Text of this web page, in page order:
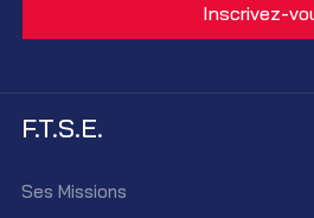
F.T.S.E.
Ses Missions